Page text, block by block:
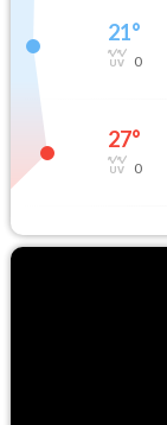
21°
0
27°
0